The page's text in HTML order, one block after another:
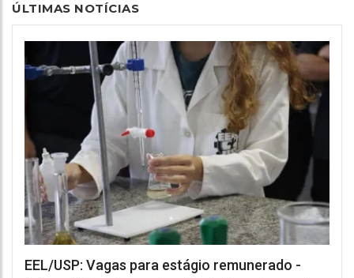
ÚLTIMAS NOTÍCIAS
EEL/USP: Vagas para estágio remunerado -